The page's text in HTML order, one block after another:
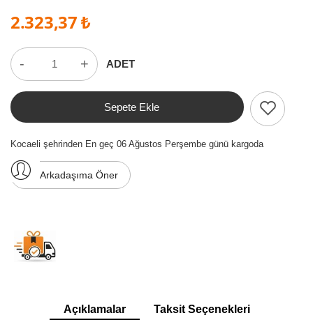
2.323,37 ₺
- + ADET
Sepete Ekle
Kocaeli şehrinden En geç 06 Ağustos Perşembe günü kargoda
Arkadaşıma Öner
Açıklamalar Taksit Seçenekleri